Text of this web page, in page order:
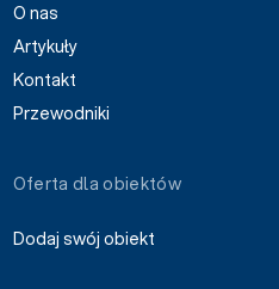
O nas
Artykuły
Kontakt
Przewodniki
Oferta dla obiektów
Dodaj swój obiekt